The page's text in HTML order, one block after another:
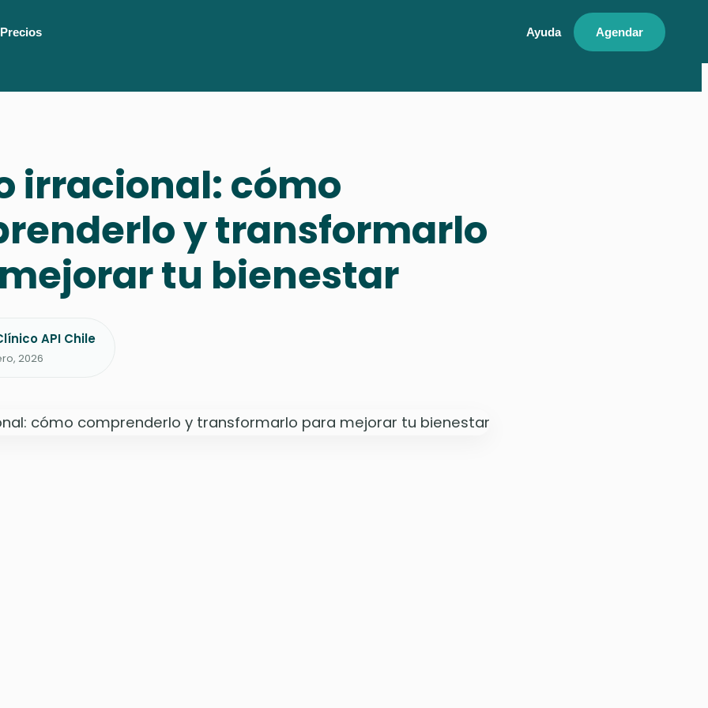
Precios Ayuda Agendar
irracional: cómo
y transformarlo
tu bienestar
API Chile
2026